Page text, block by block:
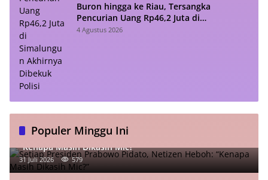
Buron hingga ke Riau, Tersangka
Pencurian Uang Rp46,2 Juta di
Simalungun Akhirnya Dibekuk Polisi
4 Agustus 2026
Populer Minggu Ini
Setiap Presiden Prabowo Pidato, Netizen Heboh:
“Kenapa Masih Dikasih Mic?”
31 Juli 2026 579